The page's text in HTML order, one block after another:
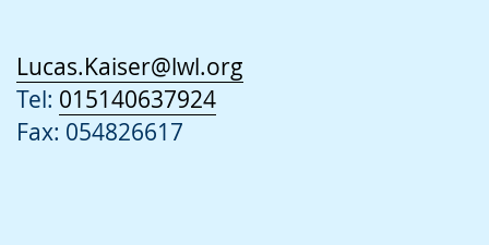
Lucas.Kaiser@lwl.org
Tel: 015140637924
Fax: 054826617